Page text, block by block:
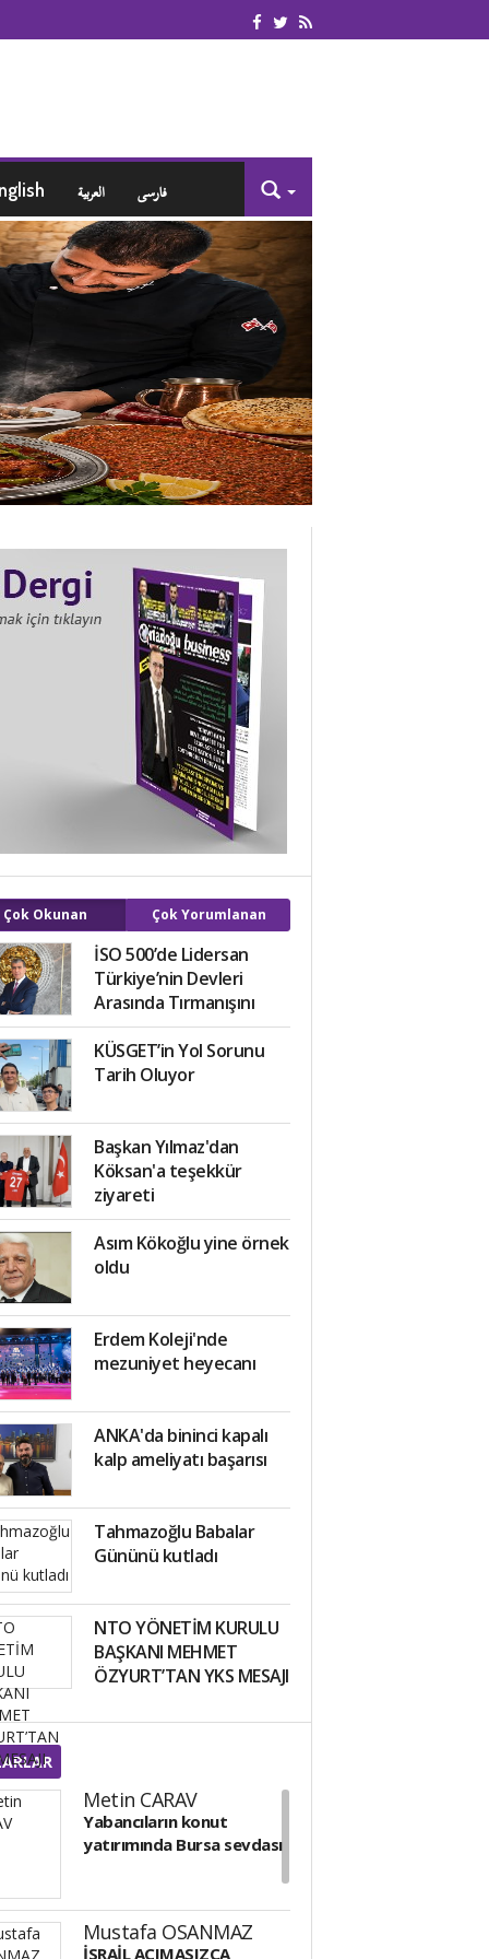
العربية فارسی
Çok Okunan Çok Yorumlanan
İSO 500’de Lidersan
Türkiye’nin Devleri
Arasında Tırmanışını
Sürdürüyor!
KÜSGET’in Yol Sorunu
Tarih Oluyor
Başkan Yılmaz'dan
Köksan'a teşekkür
ziyareti
Asım Kökoğlu yine örnek
oldu
Erdem Koleji'nde
mezuniyet heyecanı
ANKA'da bininci kapalı
kalp ameliyatı başarısı
Tahmazoğlu Babalar
Gününü kutladı
NTO YÖNETİM KURULU
BAŞKANI MEHMET
ÖZYURT’TAN YKS MESAJI
Metin CARAV
Yabancıların konut
yatırımında Bursa sevdası
Mustafa OSANMAZ
İSRAİL ACIMASIZCA